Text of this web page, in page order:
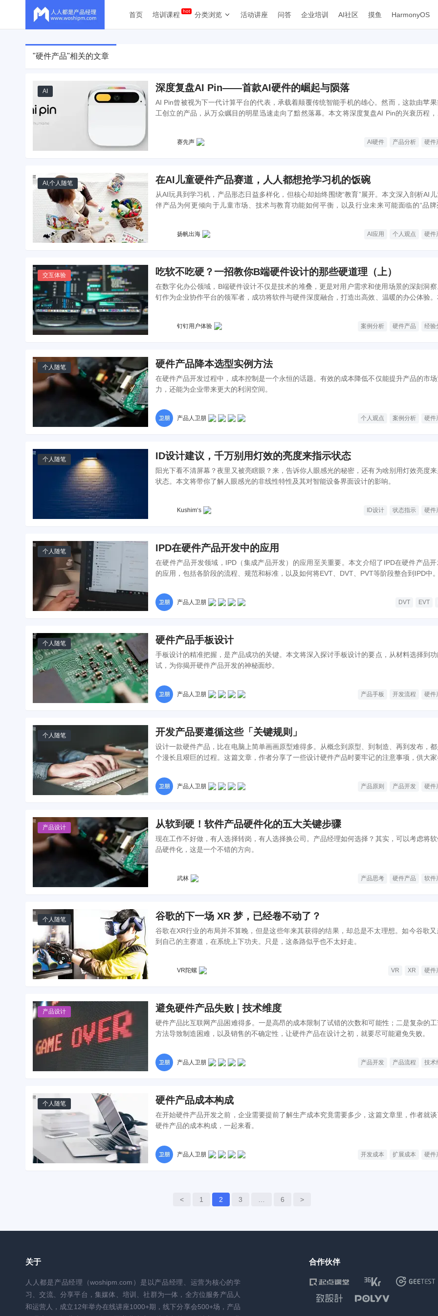
首页 培训课程 分类浏览 活动讲座 问答 企业培训 AI社区 摸鱼 HarmonyOS
"硬件产品"相关的文章
AI 深度复盘AI Pin——首款AI硬件的崛起与陨落
AI Pin曾被视为下一代计算平台的代表，承载着颠覆传统智能手机的雄心。然而，这款由苹果
工创立的产品，从万众瞩目的明星迅速走向了黯然落幕。本文将深度复盘AI Pin的兴衰历程，
赛先声 AI硬件 产品分析 硬件
AI ,个人随笔 在AI儿童硬件产品赛道，人人都想抢学习机的饭碗
从AI玩具到学习机，产品形态日益多样化，但核心却始终围绕“教育”展开。本文深入剖析AI
伴产品为何更倾向于儿童市场、技术与教育功能如何平衡，以及行业未来可能面临的“品牌
扬帆出海 AI应用 个人观点 硬件
交互体验 吃软不吃硬？一招教你B端硬件设计的那些硬道理（上）
在数字化办公领域，B端硬件设计不仅是技术的堆叠，更是对用户需求和使用场景的深刻洞
钉作为企业协作平台的领军者，成功将软件与硬件深度融合，打造出高效、温暖的办公体验。
钉钉用户体验 案例分析 硬件产品 经验
个人随笔 硬件产品降本选型实例方法
在硬件产品开发过程中，成本控制是一个永恒的话题。有效的成本降低不仅能提升产品的市
力，还能为企业带来更大的利润空间。
产品人卫朋 个人观点 案例分析 硬件
个人随笔 ID设计建议，千万别用灯效的亮度来指示状态
阳光下看不清屏幕？夜里又被亮瞎眼？来，告诉你人眼感光的秘密，还有为啥别用灯效亮度
状态。本文将带你了解人眼感光的非线性特性及其对智能设备界面设计的影响。
Kushim‘s ID设计 状态指示 硬件
个人随笔 IPD在硬件产品开发中的应用
在硬件产品开发领域，IPD（集成产品开发）的应用至关重要。本文介绍了IPD在硬件产品开
的应用，包括各阶段的流程、规范和标准，以及如何将EVT、DVT、PVT等阶段整合到IPD中。
产品人卫朋 DVT EVT
个人随笔 硬件产品手板设计
手板设计的精准把握，是产品成功的关键。本文将深入探讨手板设计的要点，从材料选择到功
试，为你揭开硬件产品开发的神秘面纱。
产品人卫朋 产品手板 开发流程 硬件
个人随笔 开发产品要遵循这些「关键规则」
设计一款硬件产品，比在电脑上简单画画原型难得多。从概念到原型、到制造、再到发布，
个漫长且艰巨的过程。这篇文章，作者分享了一些设计硬件产品时要牢记的注意事项，供大家
产品人卫朋 产品原则 产品开发 硬件
产品设计 从软到硬！软件产品硬件化的五大关键步骤
现在工作不好做，有人选择转岗，有人选择换公司。产品经理如何选择？其实，可以考虑将
品硬件化，这是一个不错的方向。
武林 产品思考 硬件产品 软件
个人随笔 谷歌的下一场 XR 梦，已经卷不动了？
谷歌在XR行业的布局并不算晚，但是这些年来其获得的结果，却总是不太理想。如今谷歌又
到自己的主赛道，在系统上下功夫。只是，这条路似乎也不太好走。
VR陀螺 VR XR 硬件
产品设计 避免硬件产品失败 | 技术维度
硬件产品比互联网产品困难得多。一是高昂的成本限制了试错的次数和可能性；二是复杂的工
方法导致制造困难，以及销售的不确定性，让硬件产品在设计之初，就要尽可能避免失败。
产品人卫朋 产品开发 产品流程 技术
个人随笔 硬件产品成本构成
在开始硬件产品开发之前，企业需要提前了解生产成本究竟需要多少，这篇文章里，作者就谈
硬件产品的成本构成，一起来看。
产品人卫朋 开发成本 扩展成本 硬件
< 1 2 3 6 >
关于
人人都是产品经理（woshipm.com）是以产品经理、运营为核心的学
习、交流、分享平台，集媒体、培训、社群为一体，全方位服务产品人
和运营人，成立12年举办在线讲座1000+期，线下分享会500+场，产品
合作伙伴